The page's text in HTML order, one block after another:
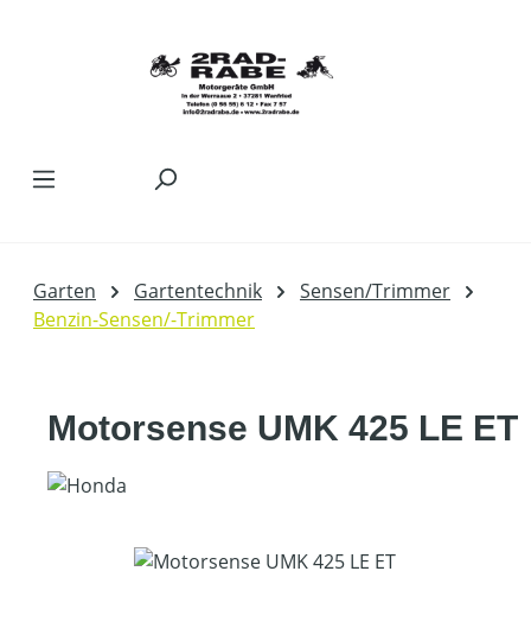
Garten Gartentechnik
Sensen/Trimmer
Benzin-Sensen/-Trimmer
Motorsense UMK 425 LE ET
Bildergalerie überspringen